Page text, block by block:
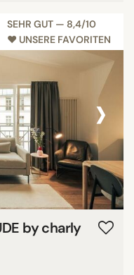
SEHR GUT — 8,4/10
♥︎ UNSERE FAVORITEN
›
by charly